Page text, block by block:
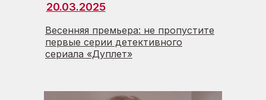
Весенняя премьера: не пропустите
первые серии детективного
сериала «Дуплет»
20.03.2025